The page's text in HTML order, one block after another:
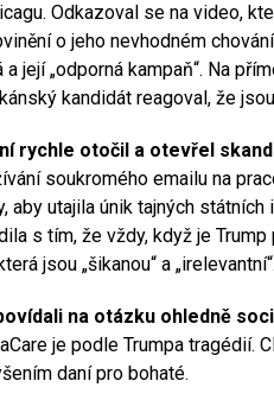
Odkazoval se na video,
o jeho nevhodném
její „odporná kampaň“. Na
kandidát reagoval, že
rychle otočil a otevřel
soukromého emailu na
aby utajila únik tajných
s tím, že vždy, když je
jsou „šikanou“ a „irelevantní“.
na otázku ohledně
je podle Trumpa
daní pro bohaté.